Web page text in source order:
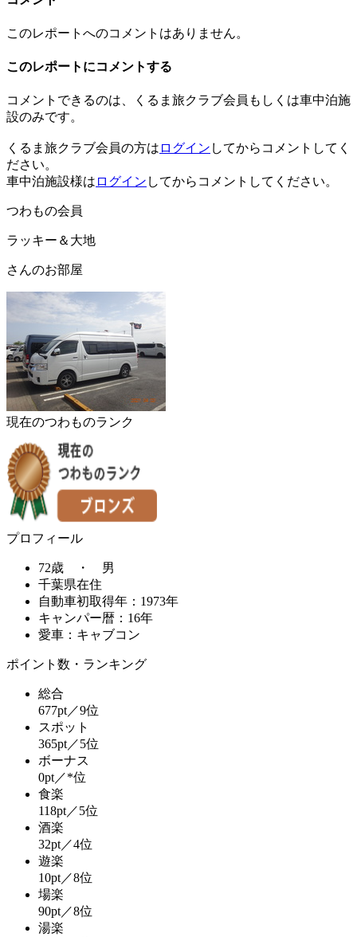
このレポートへのコメントはありません。
このレポートにコメントする
コメントできるのは、くるま旅クラブ会員もしくは車中泊施
設のみです。
くるま旅クラブ会員の方は ログイン してからコメントしてく
ださい。
車中泊施設様は ログイン してからコメントしてください。
つわもの会員
ラッキー＆大地
さんのお部屋
現在のつわものランク
プロフィール
72歳 ・ 男
千葉県在住
自動車初取得年：1973年
キャンパー暦：16年
愛車：キャブコン
ポイント数・ランキング
総合
677pt／9位
スポット
365pt／5位
ボーナス
0pt／*位
食楽
118pt／5位
酒楽
32pt／4位
遊楽
10pt／8位
場楽
90pt／8位
湯楽